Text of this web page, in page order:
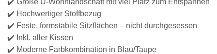
✔️ Hochwertiger Stoffbezug
✔️ Feste, formstabile Sitzflächen – nicht durchgesessen
✔️ Inkl. aller Kissen
✔️ Moderne Farbkombination in Blau/Taupe